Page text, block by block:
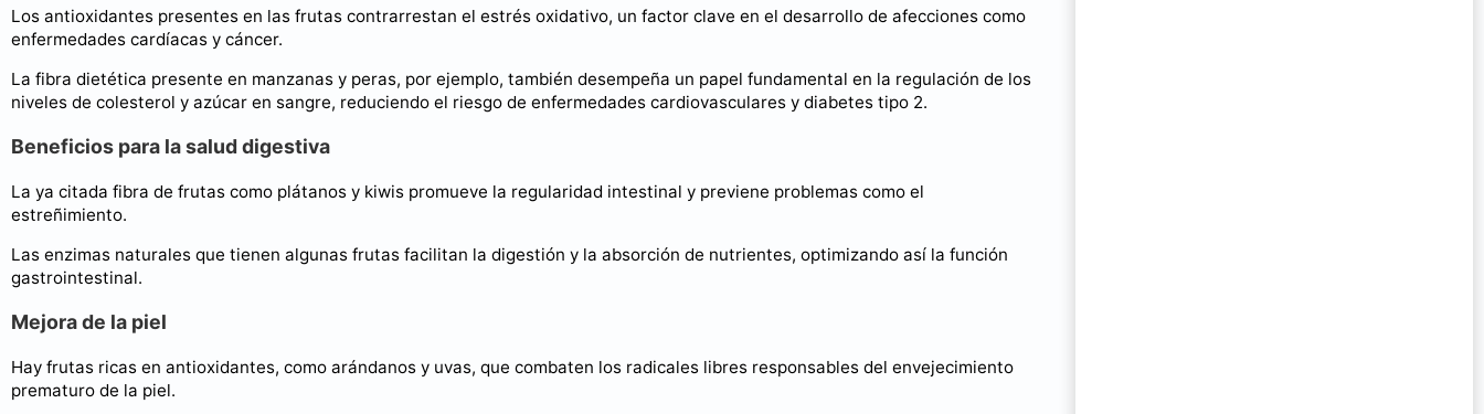
Los antioxidantes presentes en las frutas contrarrestan el estrés oxidativo, un factor clave en el desarrollo de afecciones como
enfermedades cardíacas y cáncer.
La fibra dietética presente en manzanas y peras, por ejemplo, también desempeña un papel fundamental en la regulación de los
niveles de colesterol y azúcar en sangre, reduciendo el riesgo de enfermedades cardiovasculares y diabetes tipo 2.
Beneficios para la salud digestiva
La ya citada fibra de frutas como plátanos y kiwis promueve la regularidad intestinal y previene problemas como el
estreñimiento.
Las enzimas naturales que tienen algunas frutas facilitan la digestión y la absorción de nutrientes, optimizando así la función
gastrointestinal.
Mejora de la piel
Hay frutas ricas en antioxidantes, como arándanos y uvas, que combaten los radicales libres responsables del envejecimiento
prematuro de la piel.